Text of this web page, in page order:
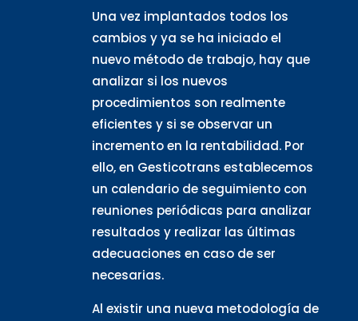
Una vez implantados todos los
cambios y ya se ha iniciado el
nuevo método de trabajo, hay que
analizar si los nuevos
procedimientos son realmente
eficientes y si se observar un
incremento en la rentabilidad. Por
ello, en Gesticotrans establecemos
un calendario de seguimiento con
reuniones periódicas para analizar
resultados y realizar las últimas
adecuaciones en caso de ser
necesarias.
Al existir una nueva metodología de